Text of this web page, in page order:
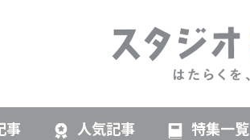
事 人気記事 特集一覧